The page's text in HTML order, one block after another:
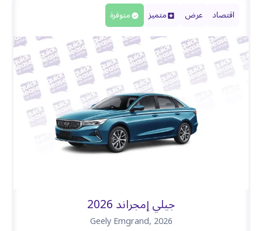
اقتصاد عرض متميز متوفرة
جيلي إمجراند 2026
Geely Emgrand,2026